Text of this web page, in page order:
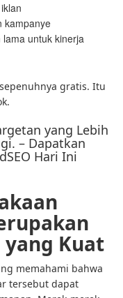
kampanye
untuk kinerja
gratis. Itu
yang Lebih
– Dapatkan
Hari Ini
yang Kuat
memahami bahwa
tersebut dapat